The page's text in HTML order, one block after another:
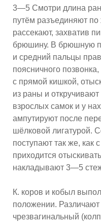
3—5 Смотри длина
путём разъединяют
рассекают, захватив
брюшину. В брюшную
и средний пальцы
поясничного
с прямой кишкой,
из раны и
взрослых самок и у
ампутируют после
шёлковой лигатурой.
поступают так же, как
приходится
накладывают 3—5
К. коров и кобыл
положении.
чрезвагинальный